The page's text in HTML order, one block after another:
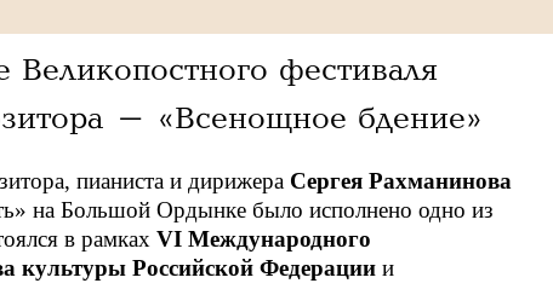
фестиваля
- «Всенощное бдение»
пианиста и дирижера Сергея Рахманинова
на Большой Ордынке было исполнено одно из
в рамках VI Международного
культуры Российской Федерации и